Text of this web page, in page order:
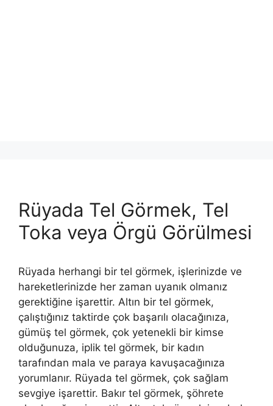
Rüyada Tel Görmek, Tel
Toka veya Örgü Görülmesi
Rüyada herhangi bir tel görmek, işlerinizde ve
hareketlerinizde her zaman uyanık olmanız
gerektiğine işarettir. Altın bir tel görmek,
çalıştığınız taktirde çok başarılı olacağınıza,
gümüş tel görmek, çok yetenekli bir kimse
olduğunuza, iplik tel görmek, bir kadın
tarafından mala ve paraya kavuşacağınıza
yorumlanır. Rüyada tel görmek, çok sağlam
sevgiye işarettir. Bakır tel görmek, şöhrete